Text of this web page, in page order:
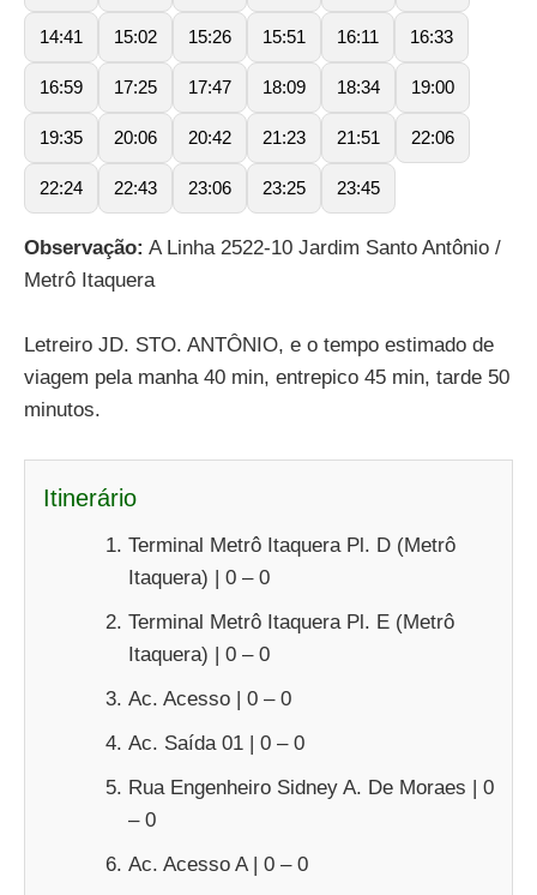
14:41 15:02 15:26 15:51 16:11 16:33
16:59 17:25 17:47 18:09 18:34 19:00
19:35 20:06 20:42 21:23 21:51 22:06
22:24 22:43 23:06 23:25 23:45
Observação: A Linha 2522-10 Jardim Santo Antônio /
Metrô Itaquera
Letreiro JD. STO. ANTÔNIO, e o tempo estimado de
viagem pela manha 40 min, entrepico 45 min, tarde 50
minutos.
Itinerário
Terminal Metrô Itaquera Pl. D (Metrô
Itaquera) | 0 – 0
Terminal Metrô Itaquera Pl. E (Metrô
Itaquera) | 0 – 0
Ac. Acesso | 0 – 0
Ac. Saída 01 | 0 – 0
Rua Engenheiro Sidney A. De Moraes | 0
– 0
Ac. Acesso A | 0 – 0